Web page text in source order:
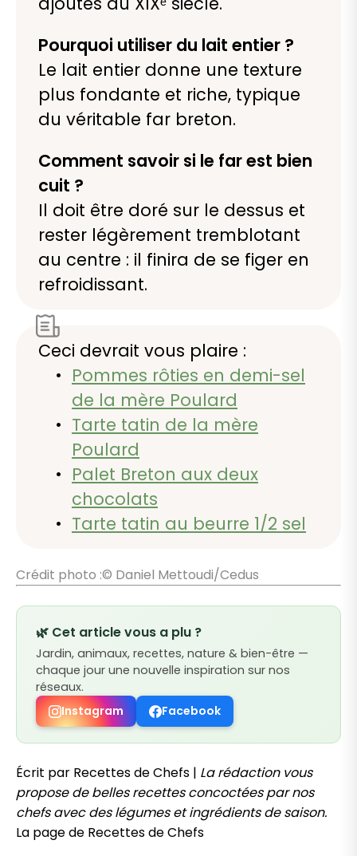
Pourquoi utiliser du lait entier ?
Le lait entier donne une texture
plus fondante et riche, typique
du véritable far breton.
Comment savoir si le far est bien
cuit ?
Il doit être doré sur le dessus et
rester légèrement tremblotant
au centre : il finira de se figer en
refroidissant.
Ceci devrait vous plaire :
Pommes rôties en demi-sel
de la mère Poulard
Tarte tatin de la mère
Poulard
Palet Breton aux deux
chocolats
Tarte tatin au beurre 1/2 sel
Crédit photo :© Daniel Mettoudi/Cedus
🌿 Cet article vous a plu ?
Jardin, animaux, recettes, nature & bien-être —
chaque jour une nouvelle inspiration sur nos
réseaux.
Instagram
Facebook
Écrit par Recettes de Chefs | La rédaction vous
propose de belles recettes concoctées par nos
chefs avec des légumes et ingrédients de saison.
La page de Recettes de Chefs